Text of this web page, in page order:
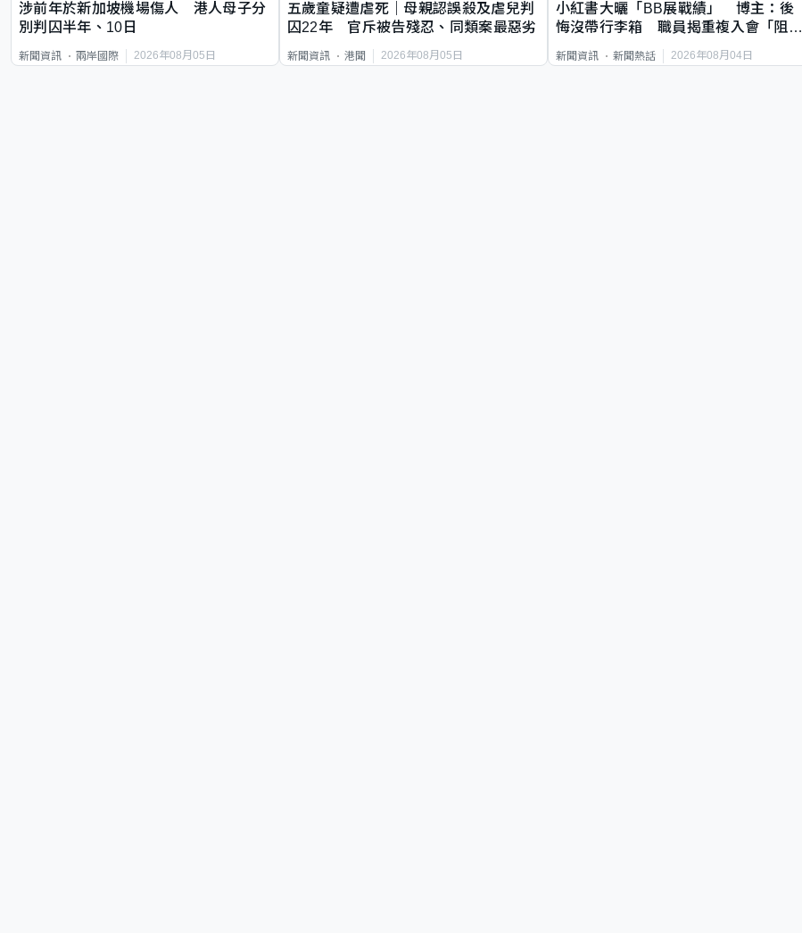
涉前年於新加坡機場傷人 港人母子分
別判囚半年、10日
新聞資訊 兩岸國際 2026年08月05日
五歲童疑遭虐死｜母親認誤殺及虐兒判
囚22年 官斥被告殘忍、同類案最惡劣
新聞資訊 港聞 2026年08月05日
小紅書大曬「BB展戰績」 博主：後
悔沒帶行李箱 職員揭重複入會「阻止
新聞資訊 新聞熱話 2026年08月04日